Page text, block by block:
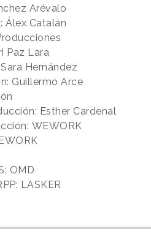
Arévalo
Álex Catalán
Paz Lara
Hernández
Guillermo Arce
Esther Cardenal
WEWORK
OMD
LASKER